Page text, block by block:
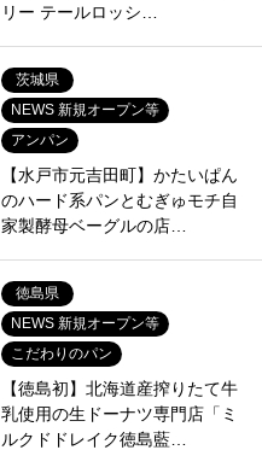
リー テールロッシ…
茨城県
NEWS 新規オープン等
アンパン
【水戸市元吉田町】かたいぱん
のハード系パンとむぎゅモチ自
家製酵母ベーグルの店…
徳島県
NEWS 新規オープン等
こだわりのパン
【徳島初】北海道産搾りたて牛
乳使用の生ドーナツ専門店「ミ
ルクドドレイク徳島藍…